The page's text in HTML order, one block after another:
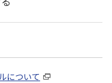
について